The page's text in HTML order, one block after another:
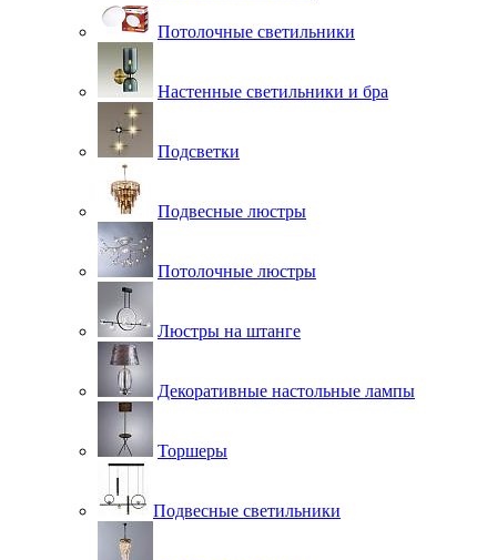
Потолочные светильники
Настенные светильники и бра
Подсветки
Подвесные люстры
Потолочные люстры
Люстры на штанге
Декоративные настольные лампы
Торшеры
Подвесные светильники